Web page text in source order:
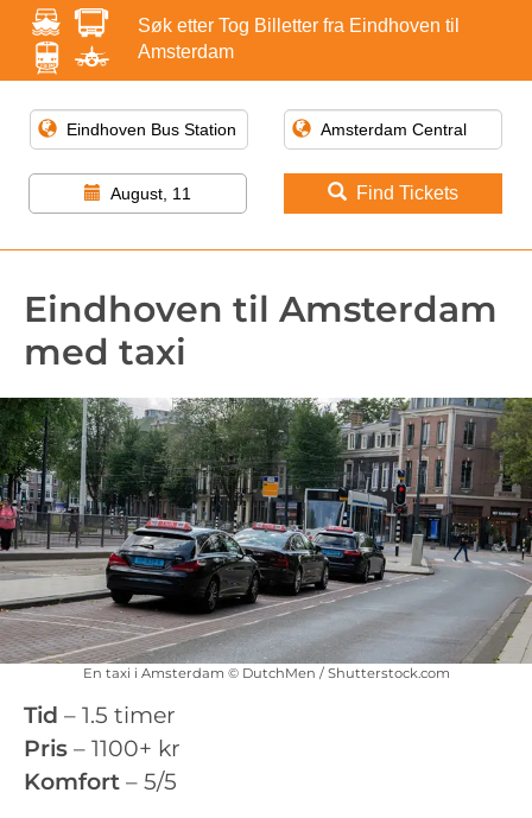
Søk etter Tog Billetter fra Eindhoven til
Amsterdam
August, 11 Find Tickets
Eindhoven til Amsterdam
med taxi
En taxi i Amsterdam © DutchMen / Shutterstock.com
Tid – 1.5 timer
Pris – 1100+ kr
Komfort – 5/5